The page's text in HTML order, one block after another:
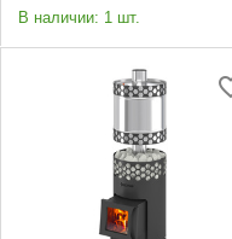
В наличии: 1 шт.